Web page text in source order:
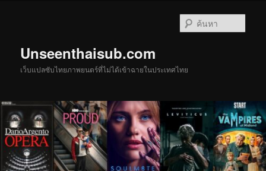
Unseenthaisub.com
เว็บแปลซับไทยภาพยนตร์ที่ไม่ได้เข้าฉายในประเทศไทย